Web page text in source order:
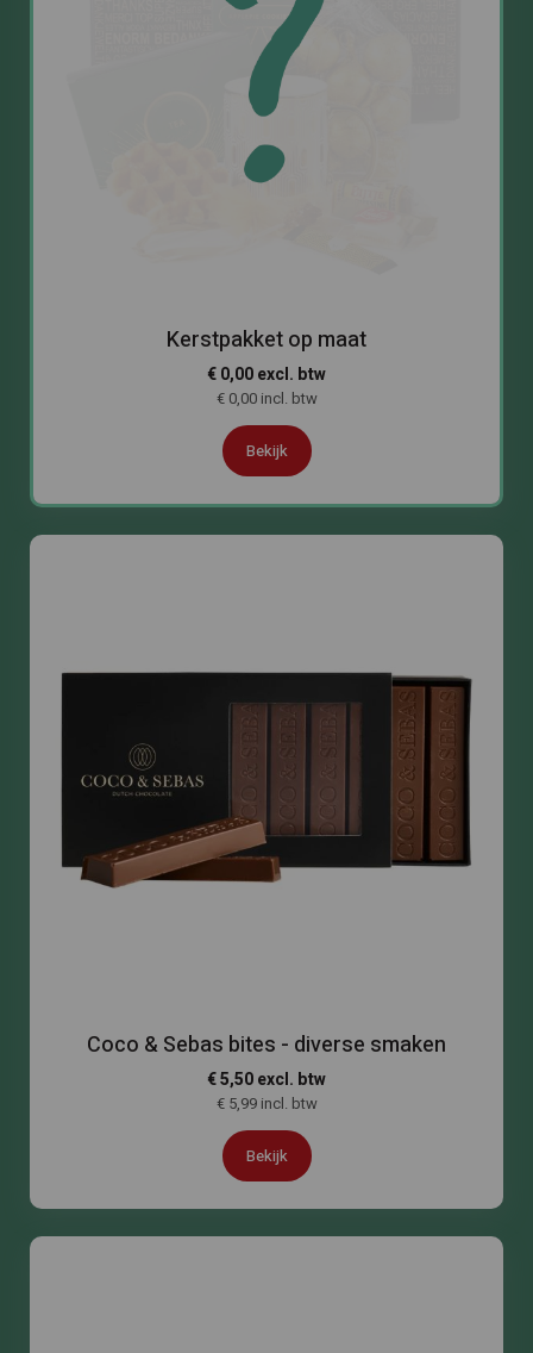
Kerstpakket op maat
€ 0,00 excl. btw
€ 0,00 incl. btw
Bekijk
Coco & Sebas bites - diverse smaken
€ 5,50 excl. btw
€ 5,99 incl. btw
Bekijk